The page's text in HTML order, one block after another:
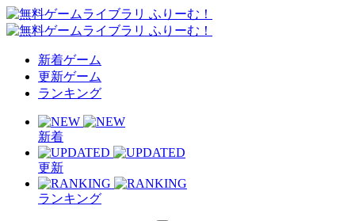
新着ゲーム
更新ゲーム
ランキング
新着
更新
ランキング